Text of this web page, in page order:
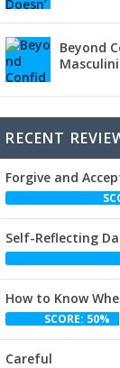
Beyond
RECENT
Forgive and
Self-Reflecting
How to Know
SCORE: 50%
Careful